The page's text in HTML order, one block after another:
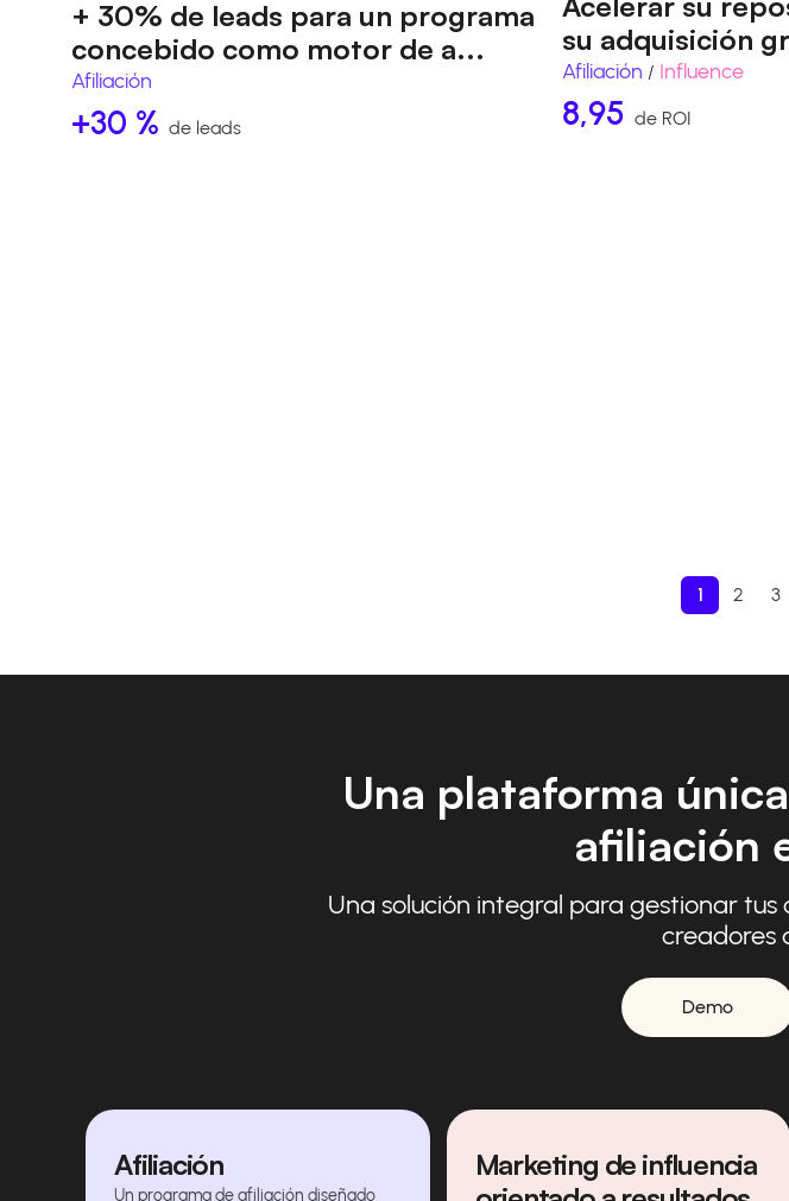
+ 30% de leads para un programa
concebido como motor de a...
Afiliación
+30 % de leads
su adquisición
Afiliación / Influence
8,95 de ROI
1 2 3
Una plataforma
afiliación
Una solución integral para gestionar
creadores
Demo
Afiliación
Un programa de afiliación diseñado
Marketing de influencia